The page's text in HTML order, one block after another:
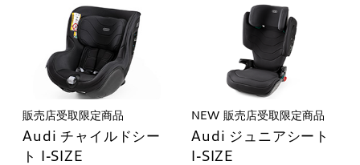
販売店受取限定商品
Audi チャイルドシー
ト I-SIZE
NEW 販売店受取限定商品
Audi ジュニアシート
I-SIZE